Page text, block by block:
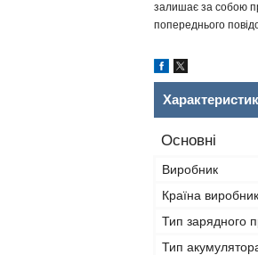
залишає за собою
попереднього
Основні
Виробник
Країна виробник
Тип зарядного
Тип